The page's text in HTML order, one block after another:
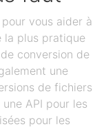
vous aider à
la plus pratique
conversion de
une
de fichiers
API pour les
pour les